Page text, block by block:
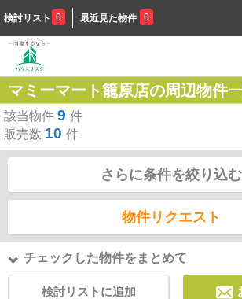
検討リスト 0 最近見た物件 0
マミーマート籠原店の周辺物件
該当物件 9 件
販売数 10 件
さらに条件を絞り込む
物件リクエスト
チェックした物件をまとめて
検討リストに追加